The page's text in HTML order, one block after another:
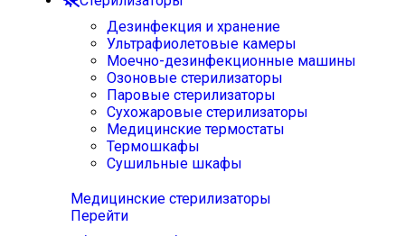
Дезинфекция и хранение
Ультрафиолетовые камеры
Моечно-дезинфекционные машины
Озоновые стерилизаторы
Паровые стерилизаторы
Сухожаровые стерилизаторы
Медицинские термостаты
Термошкафы
Сушильные шкафы
Медицинские стерилизаторы
Перейти